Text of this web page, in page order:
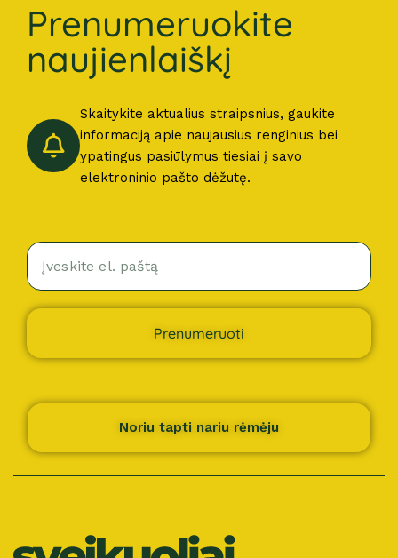
Prenumeruokite
naujienlaiškį
Skaitykite aktualius straipsnius, gaukite
informaciją apie naujausius renginius bei
ypatingus pasiūlymus tiesiai į savo
elektroninio pašto dėžutę.
Prenumeruoti
Noriu tapti nariu rėmėju